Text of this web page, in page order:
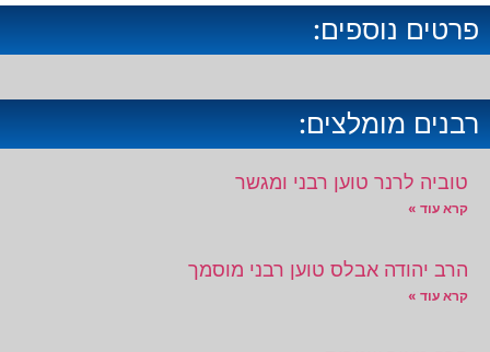
פרטים נוספים:
רבנים מומלצים:
טוביה לרנר טוען רבני ומגשר
קרא עוד »
הרב יהודה אבלס טוען רבני מוסמך
קרא עוד »